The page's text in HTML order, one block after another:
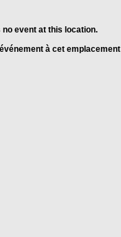
no event at this location.
événement à cet emplacement